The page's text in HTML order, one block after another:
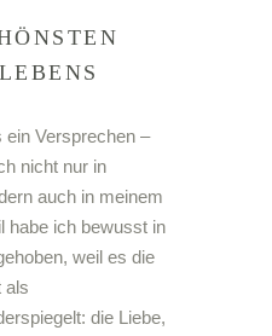
ein Versprechen –
nicht nur in
auch in meinem
habe ich bewusst in
weil es die
als
die Liebe,